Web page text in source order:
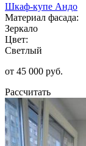
Шкаф-купе Андо
Материал фасада:
Зеркало
Цвет:
Светлый
от 45 000 руб.
Рассчитать